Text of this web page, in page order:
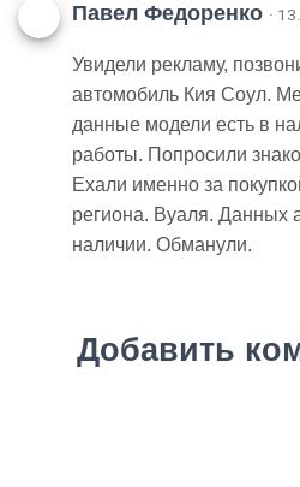
Павел Федоренко ·
Увидели рекламу,
автомобиль Кия Соул.
данные модели есть в
работы. Попросили
Ехали именно за
региона. Вуаля. Данных
наличии. Обманули.
Добавить